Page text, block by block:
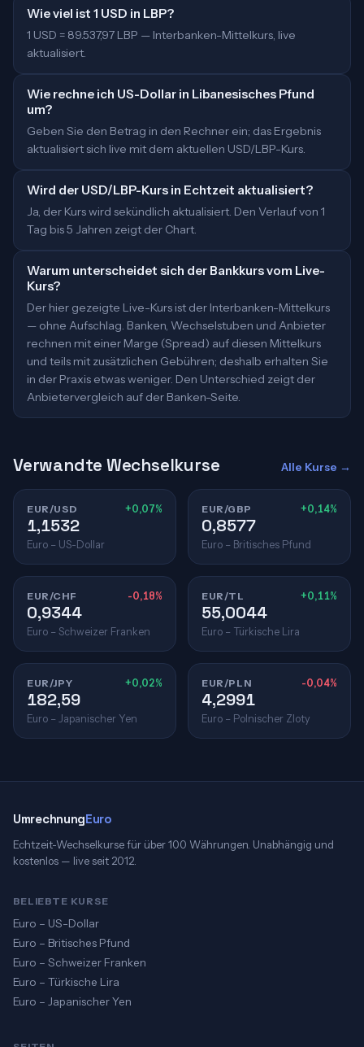
Wie viel ist 1 USD in LBP?
1 USD = 89.537,97 LBP — Interbanken-Mittelkurs, live
aktualisiert.
Wie rechne ich US-Dollar in Libanesisches Pfund
um?
Geben Sie den Betrag in den Rechner ein; das Ergebnis
aktualisiert sich live mit dem aktuellen USD/LBP-Kurs.
Wird der USD/LBP-Kurs in Echtzeit aktualisiert?
Ja, der Kurs wird sekündlich aktualisiert. Den Verlauf von 1
Tag bis 5 Jahren zeigt der Chart.
Warum unterscheidet sich der Bankkurs vom Live-
Kurs?
Der hier gezeigte Live-Kurs ist der Interbanken-Mittelkurs
— ohne Aufschlag. Banken, Wechselstuben und Anbieter
rechnen mit einer Marge (Spread) auf diesen Mittelkurs
und teils mit zusätzlichen Gebühren; deshalb erhalten Sie
in der Praxis etwas weniger. Den Unterschied zeigt der
Anbietervergleich auf der Banken-Seite.
Verwandte Wechselkurse Alle Kurse →
EUR/USD +0,07%
1,1532
Euro – US-Dollar
EUR/GBP +0,14%
0,8577
Euro – Britisches Pfund
EUR/CHF -0,18%
0,9344
Euro – Schweizer Franken
EUR/TL +0,11%
55,0044
Euro – Türkische Lira
EUR/JPY +0,02%
182,59
Euro – Japanischer Yen
EUR/PLN -0,04%
4,2991
Euro – Polnischer Zloty
UmrechnungEuro
Echtzeit-Wechselkurse für über 100 Währungen. Unabhängig und
kostenlos — live seit 2012.
BELIEBTE KURSE
Euro – US-Dollar
Euro – Britisches Pfund
Euro – Schweizer Franken
Euro – Türkische Lira
Euro – Japanischer Yen